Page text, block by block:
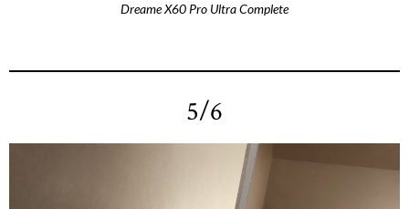
Dreame X60 Pro Ultra Complete
5/6